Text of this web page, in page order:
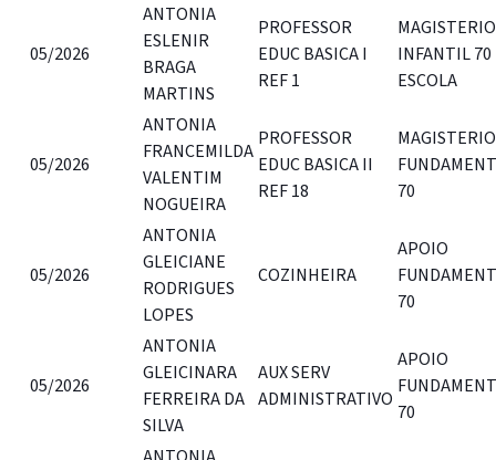
05/2026
ANTONIA
ESLENIR
BRAGA
MARTINS
PROFESSOR
EDUC BASICA I
REF 1
MAGISTERIO
INFANTIL 70
ESCOLA
05/2026
ANTONIA
FRANCEMILDA
VALENTIM
NOGUEIRA
PROFESSOR
EDUC BASICA II
REF 18
MAGISTERIO
70
05/2026
ANTONIA
GLEICIANE
RODRIGUES
LOPES
COZINHEIRA
APOIO
70
05/2026
ANTONIA
GLEICINARA
FERREIRA DA
SILVA
AUX SERV
ADMINISTRATIVO
APOIO
70